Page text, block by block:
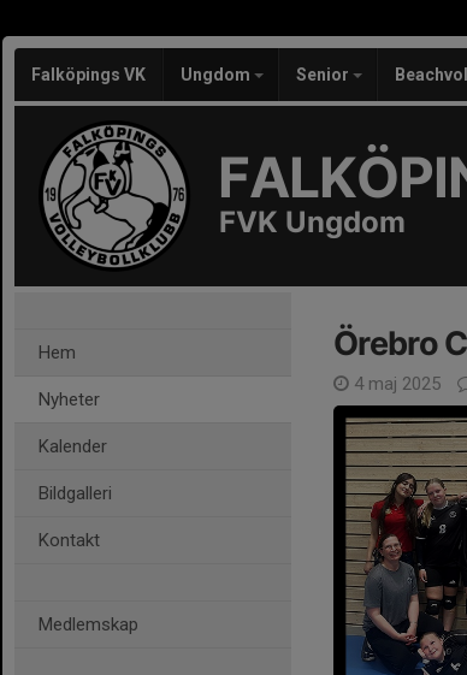
Falköpings VK Ungdom Senior
FVK Ungdom
Hem
Nyheter
Kalender
Bildgalleri
Kontakt
Medlemskap
Örebro
4 maj 2025